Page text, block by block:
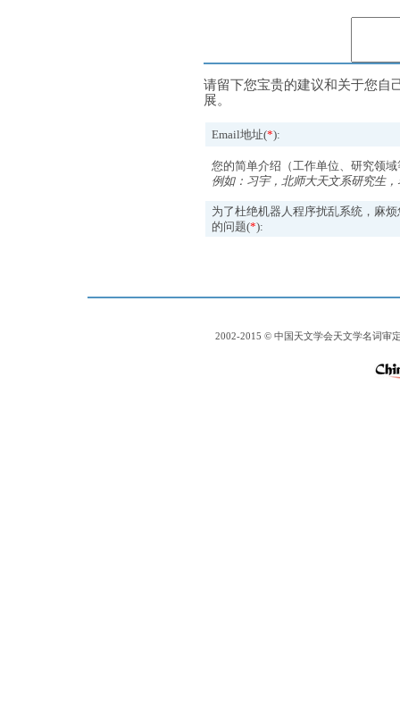
请留下您宝贵的建议和关于您自
展。
Email地址(*):
您的简单介绍（工作单位、研究领域
例如：习宇，北师大天文系研究生
为了杜绝机器人程序扰乱系统，麻
的问题(*):
2002-2015 © 中国天文学会天文学名词审